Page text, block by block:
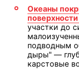
Океаны
участки до
подводным
дыры" —
карстовые